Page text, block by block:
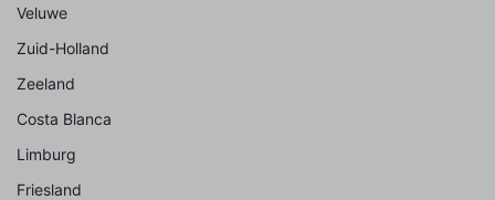
Veluwe
Zuid-Holland
Zeeland
Costa Blanca
Limburg
Friesland